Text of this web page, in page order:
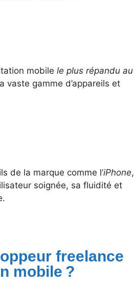
mobile le plus répandu au
vaste gamme d’appareils et
de la marque comme l’iPhone,
soignée, sa fluidité et
freelance
mobile ?